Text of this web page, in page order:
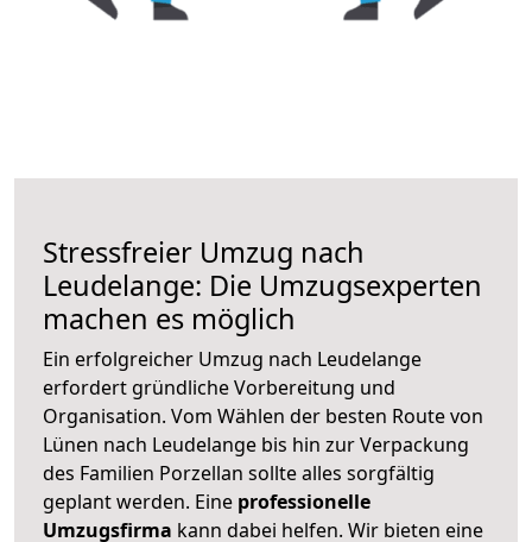
Stressfreier Umzug nach
Leudelange: Die Umzugsexperten
machen es möglich
Ein erfolgreicher Umzug nach Leudelange
erfordert gründliche Vorbereitung und
Organisation. Vom Wählen der besten Route von
Lünen nach Leudelange bis hin zur Verpackung
des Familien Porzellan sollte alles sorgfältig
geplant werden. Eine professionelle
Umzugsfirma kann dabei helfen. Wir bieten eine